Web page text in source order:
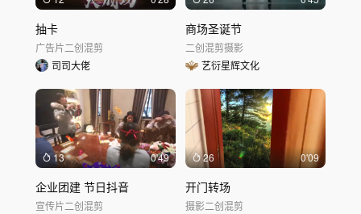
抽卡
广告片二创混剪
司司大佬
商场圣诞节
二创混剪摄影
艺衍星辉文化
13 0'49
企业团建 节日抖音
宣传片二创混剪
26 0'09
开门转场
摄影二创混剪